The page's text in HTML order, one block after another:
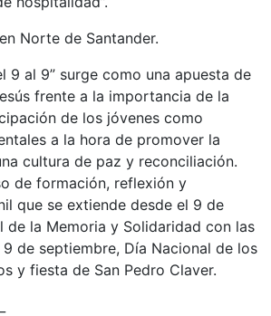
Norte de Santander.
9 al 9” surge como una apuesta de
frente a la importancia de la
de los jóvenes como
a la hora de promover la
cultura de paz y reconciliación.
de formación, reflexión y
que se extiende desde el 9 de
de la Memoria y Solidaridad con las
de septiembre, Día Nacional de los
y fiesta de San Pedro Claver.